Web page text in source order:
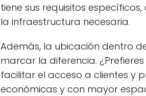
tiene sus requisitos
la infraestructura necesaria.
Además, la ubicación dentro
marcar la diferencia.
facilitar el acceso a clientes y
económicas y con mayor